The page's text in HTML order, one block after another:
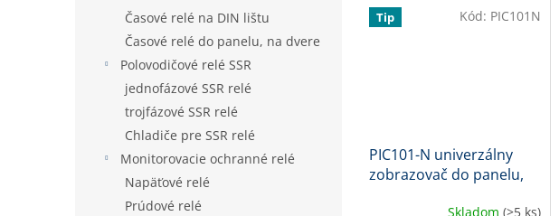
Časové relé na DIN lištu
Časové relé do panelu, na dvere
Polovodičové relé SSR
jednofázové SSR relé
trojfázové SSR relé
Chladiče pre SSR relé
Monitorovacie ochranné relé
Napäťové relé
Prúdové relé
Tip
PIC101-N univerzálny
zobrazovač do panelu,
Skladom (>5 ks)
Kód: PIC101N